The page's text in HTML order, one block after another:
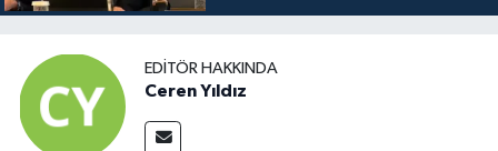
EDITÖR HAKKINDA
Ceren Yıldız